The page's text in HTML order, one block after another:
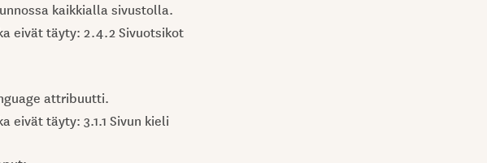
kaikkialla sivustolla.
eivät täyty: 2.4.2 Sivuotsikot
attribuutti.
eivät täyty: 3.1.1 Sivun kieli